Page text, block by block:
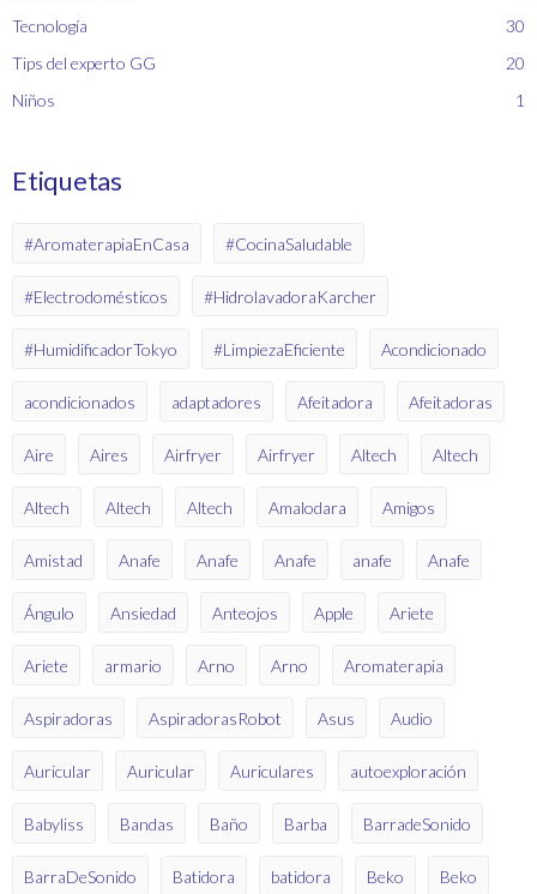
Tecnología
30
Tips del experto GG
20
Niños
1
Etiquetas
#AromaterapiaEnCasa #CocinaSaludable
#Electrodomésticos #HidrolavadoraKarcher
#HumidificadorTokyo #LimpiezaEficiente Acondicionado
acondicionados adaptadores Afeitadora Afeitadoras
Aire Aires Airfryer Airfryer Altech Altech
Altech Altech Altech Amalodara Amigos
Amistad Anafe Anafe Anafe anafe Anafe
Ángulo Ansiedad Anteojos Apple Ariete
Ariete armario Arno Arno Aromaterapia
Aspiradoras AspiradorasRobot Asus Audio
Auricular Auricular Auriculares autoexploración
Babyliss Bandas Baño Barba BarradeSonido
BarraDeSonido Batidora batidora Beko Beko